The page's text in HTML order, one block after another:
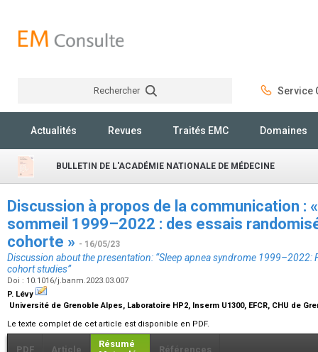
Rechercher Service
Actualités Revues Traités EMC Domaines
BULLETIN DE L'ACADÉMIE NATIONALE DE MÉDECINE
Discussion à propos de la communication :
sommeil 1999–2022 : des essais
cohorte » - 16/05/23
Discussion about the presentation: “Sleep apnea syndrome
cohort studies”
Doi : 10.1016/j.banm.2023.03.007
P. Lévy
Université de Grenoble Alpes, Laboratoire HP2, Inserm U1300, EFCR, CHU de
Le texte complet de cet article est disponible en PDF.
PDF Article
Résumé
Références